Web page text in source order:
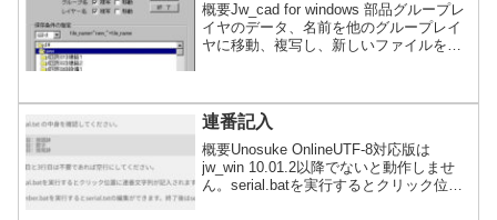
概要Jw_cad for windows 部品グループレ
イヤのデータ、名前を他のグループレイ
ヤに移動、複写し、新しいファイルを作
りますが、範囲を選択しないで処理を行
います。ＤＯＳ版のグループ整理に近い
ものです。詳細内容を見るTar32.dllがイ
ンストールされている必要があります。
本ソフトを、起動する為には別途
【VisualB...続きを読む
連番記入
概要Unosuke OnlineUTF-8対応版は
jw_win 10.01.2以降でないと動作しませ
ん。serial.batを実行するとクリック位置